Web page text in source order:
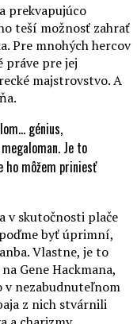
prekvapujúco
teší možnosť zahrať
Pre mnohých hercov
práve pre jej
majstrovstvo. A
génius,
Je to
ho môžem priniesť
v skutočnosti plače
byť úprimní,
Vlastne, je to
Gene Hackmana,
v nezabudnuteľnom
z nich stvárnili